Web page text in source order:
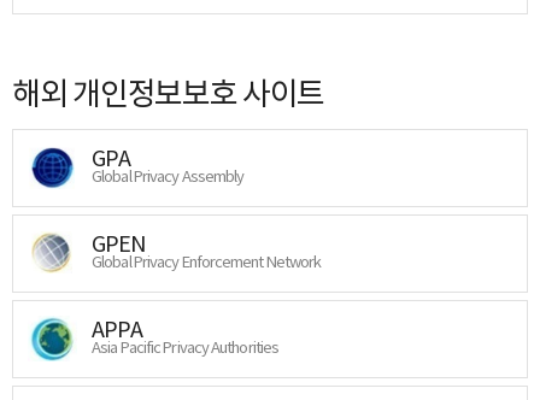
해외 개인정보보호 사이트
GPA
Global Privacy Assembly
GPEN
Global Privacy Enforcement Network
APPA
Asia Pacific Privacy Authorities